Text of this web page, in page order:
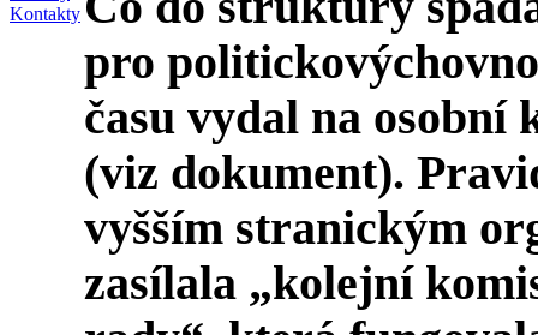
Kontakty
pro
času vydal na
(viz dokument).
vyšším stranickým
zasílala „kolejní